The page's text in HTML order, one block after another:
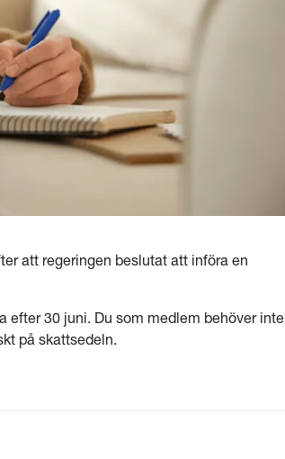
att regeringen beslutat att införa en
efter 30 juni. Du som medlem behöver inte
på skattsedeln.